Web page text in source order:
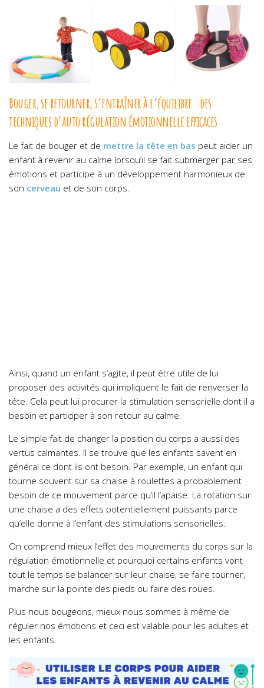
Bouger, se retourner, s’entraîner à l’équilibre : des
techniques d’auto régulation émotionnelle efficaces
Le fait de bouger et de mettre la tête en bas peut aider un
enfant à revenir au calme lorsqu’il se fait submerger par ses
émotions et participe à un développement harmonieux de
son cerveau et de son corps.
Ainsi, quand un enfant s’agite, il peut être utile de lui
proposer des activités qui impliquent le fait de renverser la
tête. Cela peut lui procurer la stimulation sensorielle dont il a
besoin et participer à son retour au calme.
Le simple fait de changer la position du corps a aussi des
vertus calmantes. Il se trouve que les enfants savent en
général ce dont ils ont besoin. Par exemple, un enfant qui
tourne souvent sur sa chaise à roulettes a probablement
besoin de ce mouvement parce qu’il l’apaise. La rotation sur
une chaise a des effets potentiellement puissants parce
qu’elle donne à l’enfant des stimulations sensorielles.
On comprend mieux l’effet des mouvements du corps sur la
régulation émotionnelle et pourquoi certains enfants vont
tout le temps se balancer sur leur chaise, se faire tourner,
marche sur la pointe des pieds ou faire des roues.
Plus nous bougeons, mieux nous sommes à même de
réguler nos émotions et ceci est valable pour les adultes et
les enfants.